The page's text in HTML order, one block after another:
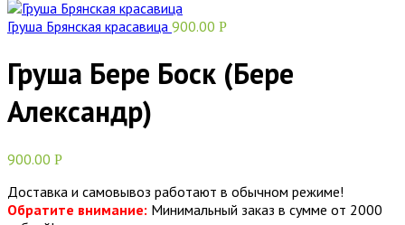
Груша Брянская красавица 900.00 Р
Груша Бере Боск (Бере
Александр)
900.00 Р
Доставка и самовывоз работают в обычном режиме!
Обратите внимание: Минимальный заказ в сумме от 2000